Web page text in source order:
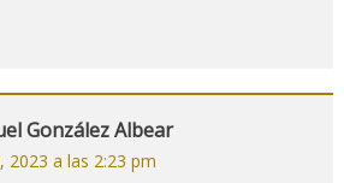
González Albear
2023 a las 2:23 pm